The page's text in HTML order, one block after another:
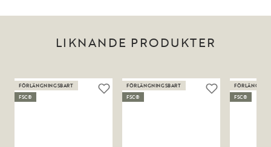
LIKNANDE PRODUKTER
FÖRLÄNGNINGSBART
FSC®
FÖRLÄNGNINGSBART
FSC®
FSC®